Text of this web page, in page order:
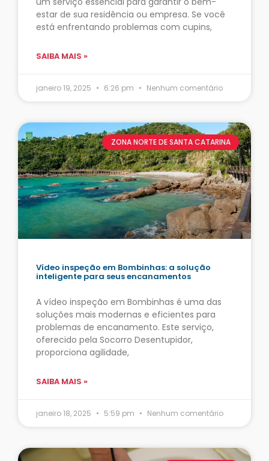
estar de sua residência ou empresa. Se você
está enfrentando problemas com cupins,
SAIBA MAIS »
janeiro 19, 2025 6:26 pm Nenhum comentário
ZONA NORTE DE SANTA CATARINA
Vídeo inspeção em Bombinhas: a solução
inteligente para seus encanamentos
A vídeo inspeção em Bombinhas é uma das
soluções mais modernas e eficientes para
problemas de encanamento. Este serviço,
oferecido pela Socorro Desentupidor,
proporciona agilidade,
SAIBA MAIS »
janeiro 18, 2025 5:59 pm Nenhum comentário